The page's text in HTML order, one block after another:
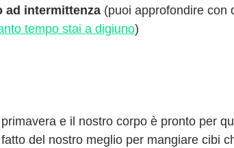
ad intermittenza (puoi approfondire con
tempo stai a digiuno)
e il nostro corpo è pronto per
del nostro meglio per mangiare cibi